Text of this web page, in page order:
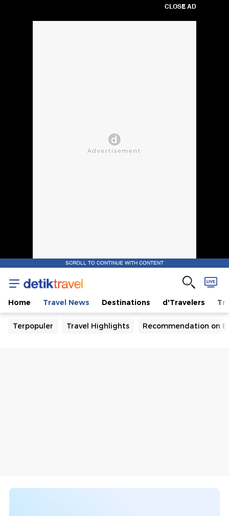
CLOSE AD
SCROLL TO CONTINUE WITH CONTENT
Home Travel News Destinations d'Travelers
Terpopuler Travel Highlights Recommendation on